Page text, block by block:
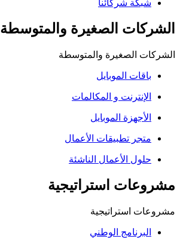
شبكة شركائنا
الشركات الصغيرة والمتوسطة
الشركات الصغيرة والمتوسطة
باقات الموبايل
الإنترنت و المكالمات
الأجهزة الموبايل
متجر تطبيقات الأعمال
حلول الأعمال الناشئة
مشروعات استراتيجية
مشروعات استراتيجية
البرنامج الوطني